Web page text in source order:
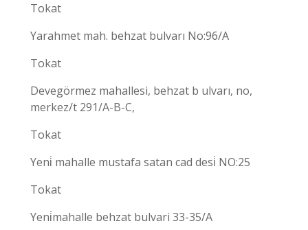
Tokat
Yarahmet mah. behzat bulvarı No:96/A
Tokat
Devegörmez mahallesi, behzat b ulvarı, no,
merkez/t 291/A-B-C,
Tokat
Yeni̇ mahalle mustafa satan cad desi̇ NO:25
Tokat
Yeni̇mahalle behzat bulvari 33-35/A